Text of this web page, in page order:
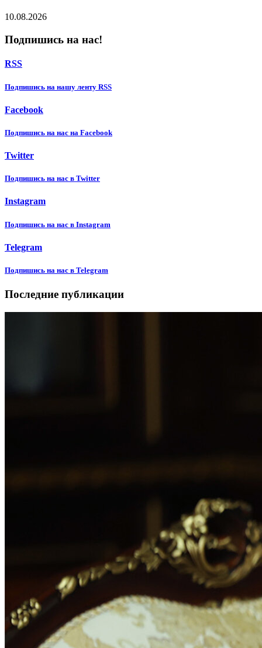
10.08.2026
Подпишись на нас!
RSS
Подпишиcь на нашу ленту RSS
Facebook
Подпишиcь на нас на Facebook
Twitter
Подпишиcь на нас в Twitter
Instagram
Подпишиcь на нас в Instagram
Telegram
Подпишиcь на нас в Telegram
Последние публикации